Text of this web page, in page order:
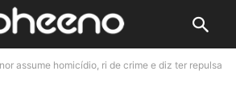
assume homicídio, ri de crime e diz ter repulsa